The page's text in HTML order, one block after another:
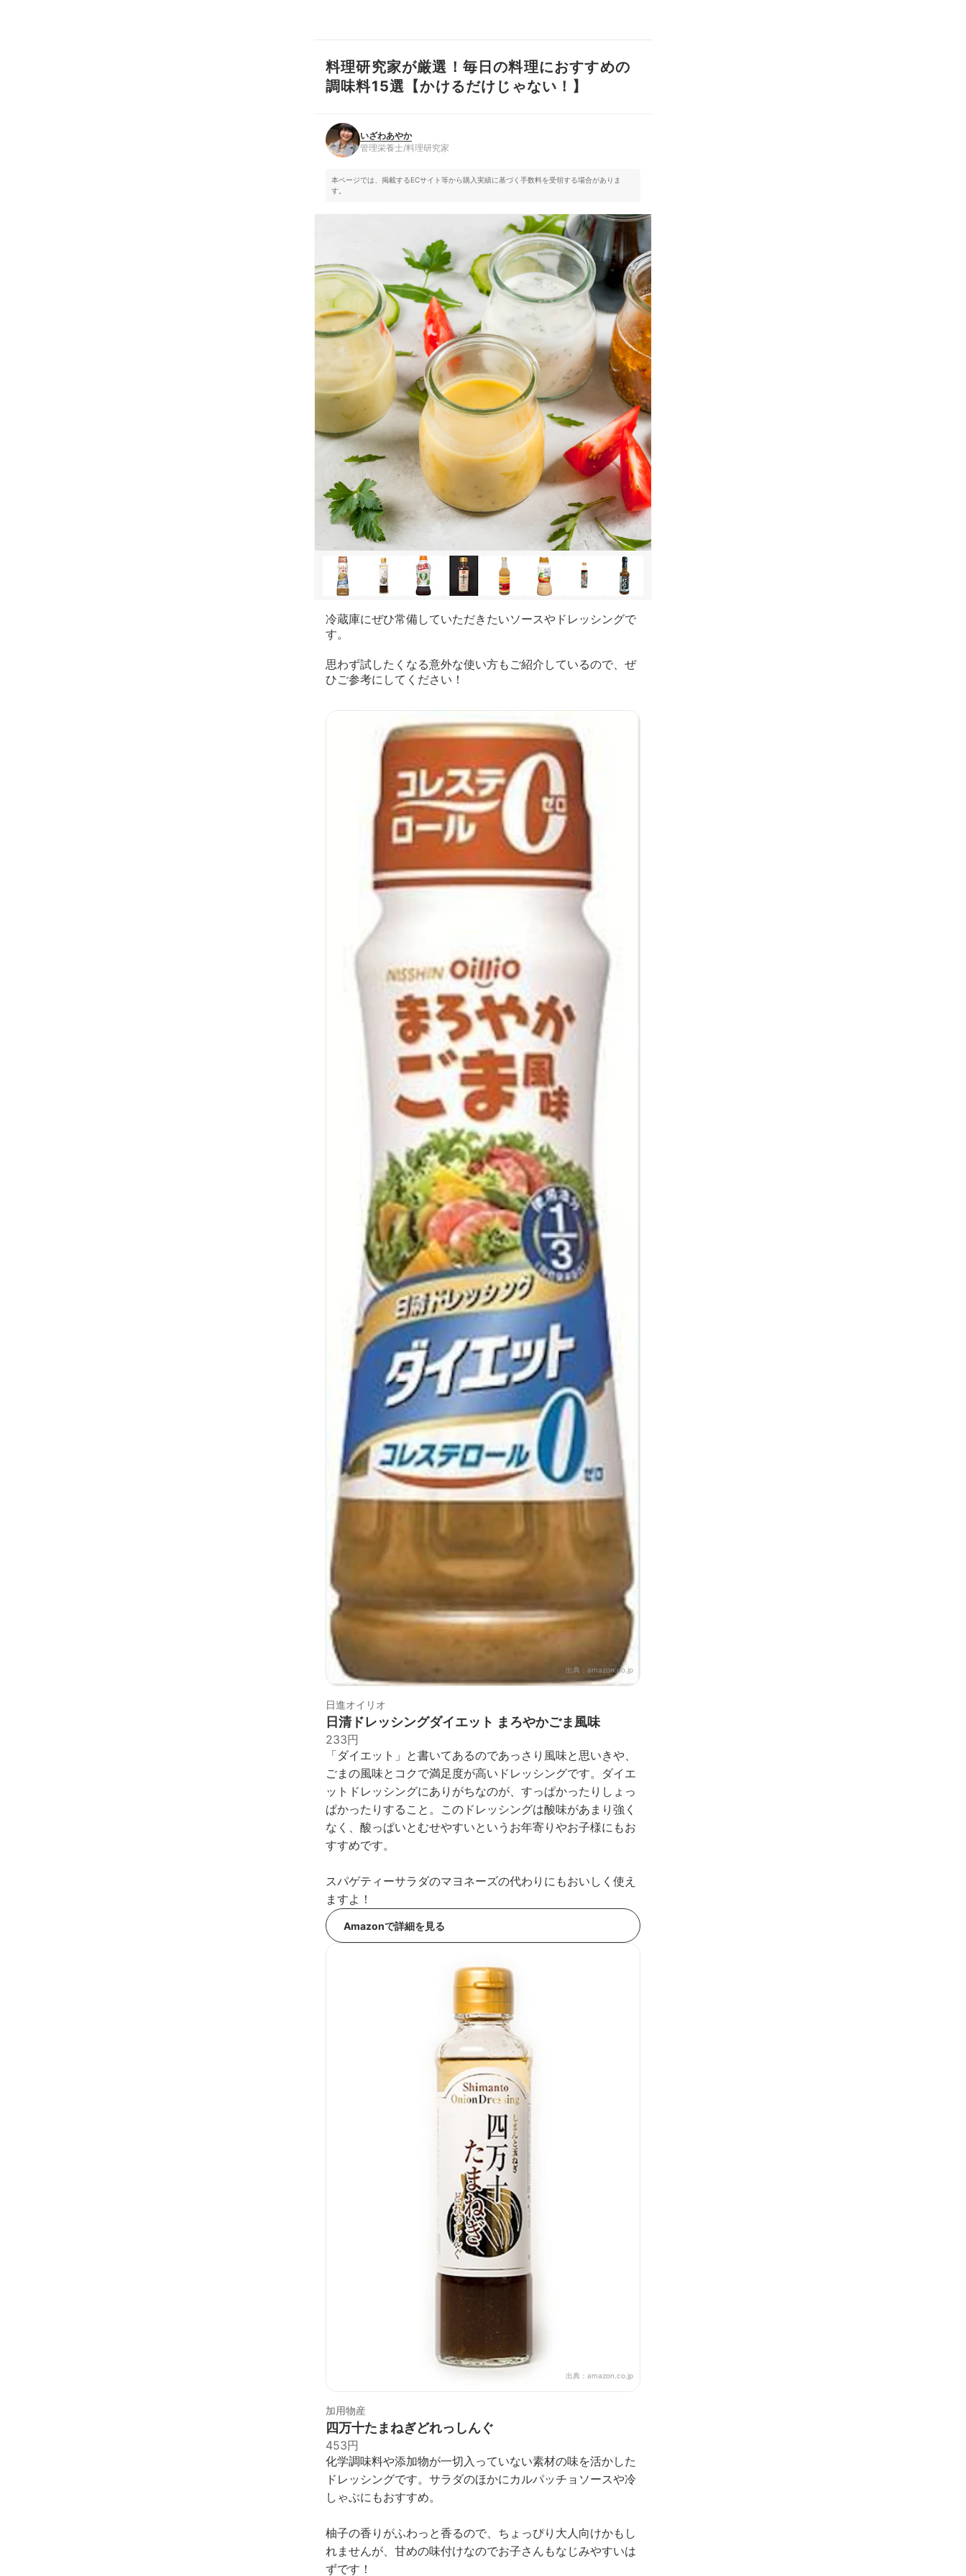
いざわあやか
管理栄養士/料理研究家
料理研究家が厳選！毎日の料理におすすめの
調味料15選【かけるだけじゃない！】
いざわあやか
管理栄養士/料理研究家
本ページでは、掲載するECサイト等から購入実績に基づく手数料を受領する場合がありま
す。
冷蔵庫にぜひ常備していただきたいソースやドレッシングで
す。
思わず試したくなる意外な使い方もご紹介しているので、ぜ
ひご参考にしてください！
出典： amazon.co.jp
日進オイリオ
日清ドレッシングダイエット まろやかごま風味
233円
「ダイエット」と書いてあるのであっさり風味と思いきや、
ごまの風味とコクで満足度が高いドレッシングです。ダイエ
ットドレッシングにありがちなのが、すっぱかったりしょっ
ぱかったりすること。このドレッシングは酸味があまり強く
なく、酸っぱいとむせやすいというお年寄りやお子様にもお
すすめです。
スパゲティーサラダのマヨネーズの代わりにもおいしく使え
ますよ！
Amazonで詳細を見る
出典： amazon.co.jp
加用物産
四万十たまねぎどれっしんぐ
453円
化学調味料や添加物が一切入っていない素材の味を活かした
ドレッシングです。サラダのほかにカルパッチョソースや冷
しゃぶにもおすすめ。
柚子の香りがふわっと香るので、ちょっぴり大人向けかもし
れませんが、甘めの味付けなのでお子さんもなじみやすいは
ずです！